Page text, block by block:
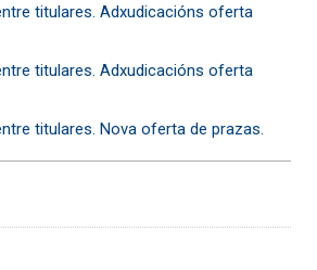
titulares. Adxudicacións oferta
titulares. Adxudicacións oferta
titulares. Nova oferta de prazas.